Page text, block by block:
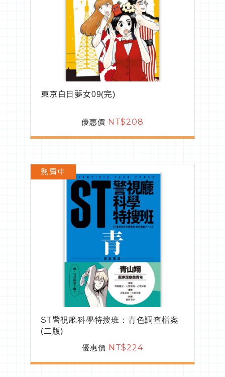
東京白日夢女09(完)
優惠價 NT$208
ST警視廳科學特搜班：青色調查檔案
(二版)
優惠價 NT$224
熱賣中